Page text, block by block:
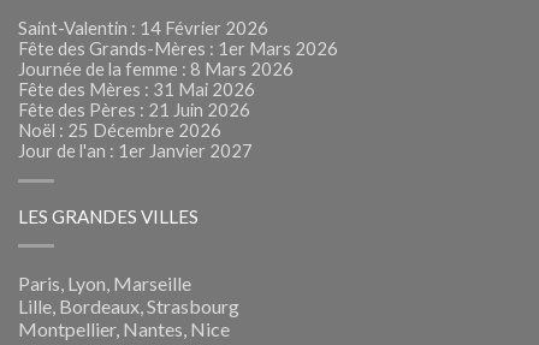
Saint-Valentin : 14 Février 2026
Fête des Grands-Mères : 1er Mars 2026
Journée de la femme : 8 Mars 2026
Fête des Mères : 31 Mai 2026
Fête des Pères : 21 Juin 2026
Noël : 25 Décembre 2026
Jour de l'an : 1er Janvier 2027
LES GRANDES VILLES
Paris, Lyon, Marseille
Lille, Bordeaux, Strasbourg
Montpellier, Nantes, Nice